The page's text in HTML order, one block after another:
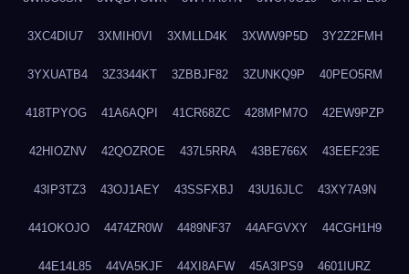
3XC4DIU7 3XMIH0VI 3XMLLD4K 3XWW9P5D 3Y2Z2FMH
3YXUATB4 3Z3344KT 3ZBBJF82 3ZUNKQ9P 40PEO5RM
418TPYOG 41A6AQPI 41CR68ZC 428MPM7O 42EW9PZP
42HIOZNV 42QOZROE 437L5RRA 43BE766X 43EEF23E
43IP3TZ3 43OJ1AEY 43SSFXBJ 43U16JLC 43XY7A9N
441OKOJO 4474ZR0W 4489NF37 44AFGVXY 44CGH1H9
44E14L85 44VA5KJF 44XI8AFW 45A3IPS9 4601IURZ